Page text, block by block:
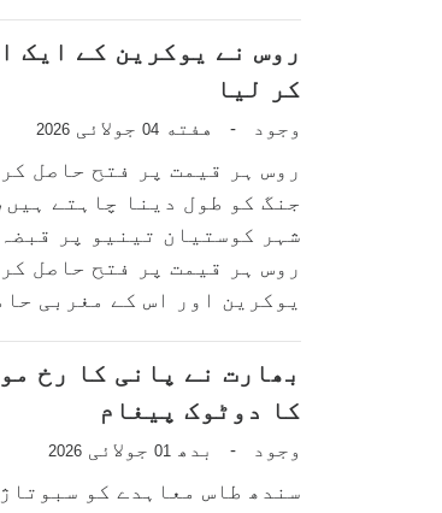
روس نے یوکرین کے ایک
کر لیا
وجود - هفته 04 جولائی 2026
روس ہر قیمت پر فتح حاصل
جنگ کو طول دینا چاہتے
شہر کوستیان تینیو پر
روس ہر قیمت پر فتح حاصل
یوکرین اور اس کے مغربی
بھارت نے پانی کا رخ
کا دوٹوک پیغام
وجود - بدھ 01 جولائی 2026
سندھ طاس معاہدے کو